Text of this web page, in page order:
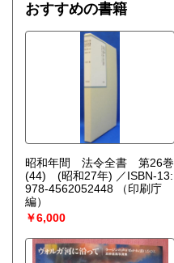
おすすめの書籍
昭和年間 法令全書 第26巻
(44) (昭和27年) ／ISBN-13:
978-4562052448
（印刷庁
編）
￥6,000